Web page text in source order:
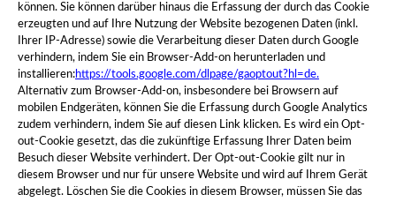
können. Sie können darüber hinaus die Erfassung der durch das Cookie
erzeugten und auf Ihre Nutzung der Website bezogenen Daten (inkl.
Ihrer IP-Adresse) sowie die Verarbeitung dieser Daten durch Google
verhindern, indem Sie ein Browser-Add-on herunterladen und
installieren:https://tools.google.com/dlpage/gaoptout?hl=de.
Alternativ zum Browser-Add-on, insbesondere bei Browsern auf
mobilen Endgeräten, können Sie die Erfassung durch Google Analytics
zudem verhindern, indem Sie auf diesen Link klicken. Es wird ein Opt-
out-Cookie gesetzt, das die zukünftige Erfassung Ihrer Daten beim
Besuch dieser Website verhindert. Der Opt-out-Cookie gilt nur in
diesem Browser und nur für unsere Website und wird auf Ihrem Gerät
abgelegt. Löschen Sie die Cookies in diesem Browser, müssen Sie das